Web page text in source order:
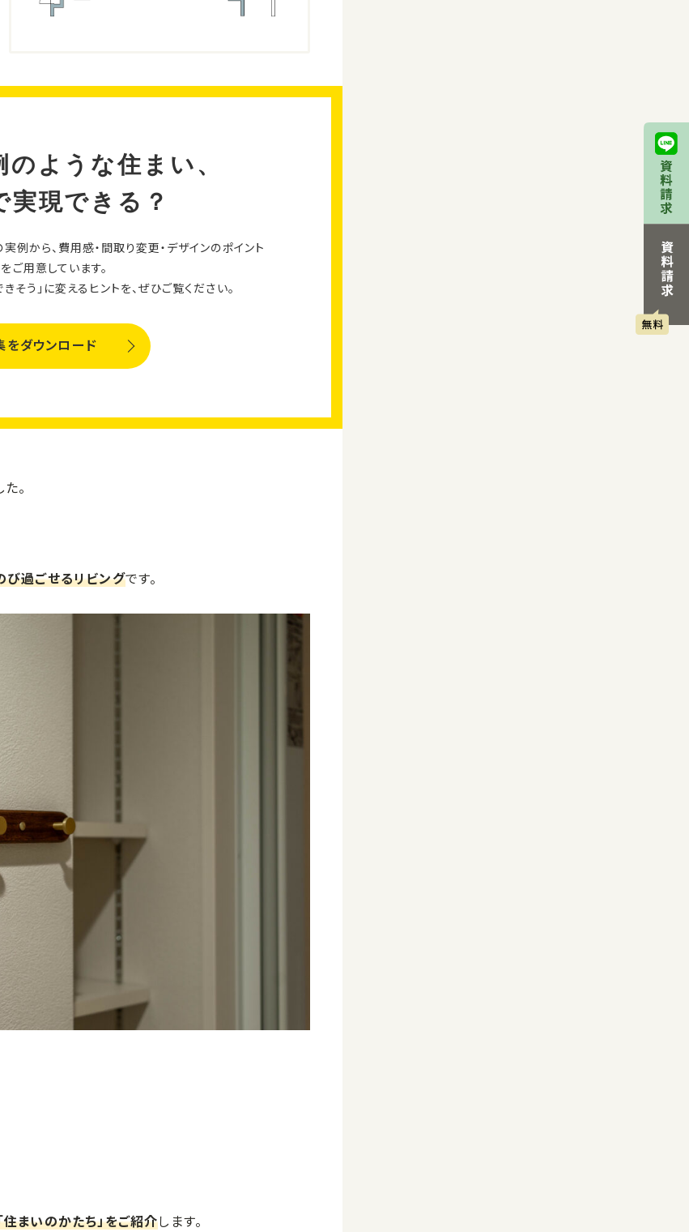
のような住まい、
実現できる？
実例から、費用感・間取り変更・デザインのポイント
ご用意しています。
そう」に変えるヒントを、ぜひご覧ください。
ダウンロード
。
び過ごせるリビングです。
住まいのかたち」をご紹介します。